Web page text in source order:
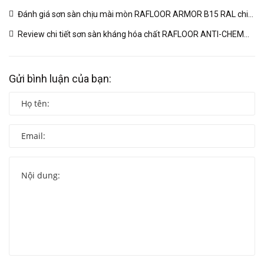
Đánh giá sơn sàn chịu mài mòn RAFLOOR ARMOR B15 RAL chi
(04/03/2026)
Review chi tiết sơn sàn kháng hóa chất RAFLOOR ANTI-CHEM
Gửi bình luận của bạn: